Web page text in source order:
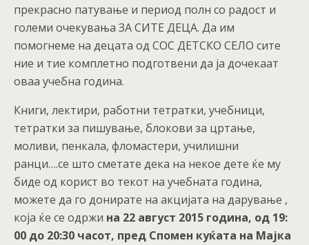
прекрасно патување и период полн со радост и
големи очекувања ЗА СИТЕ ДЕЦА. Да им
помогнеме на децата од СОС ДЕТСКО СЕЛО сите
ние и тие комплетно подготвени да ја дочекаат
оваа учебна година.
Книги, лектири, работни тетратки, учебници,
тетратки за пишување, блокови за цртање,
моливи, пенкала, фломастери, училишни
ранци….се што сметате дека на некое дете ќе му
биде од корист во текот на учебната година,
можете да го донирате на акцијата на дарување ,
која ќе се одржи на 22 август 2015 година, од 19:
00 до 20:30 часот, пред Спомен куќата на Мајка